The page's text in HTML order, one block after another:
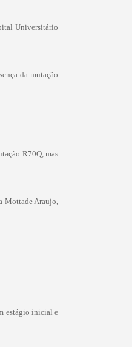
Universitário
da mutação
R70Q, mas
Mottade Araujo,
estágio inicial e